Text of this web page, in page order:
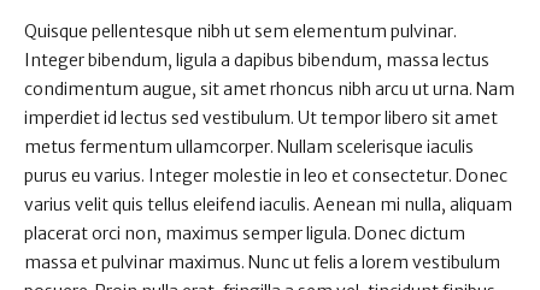
Quisque pellentesque nibh ut sem elementum pulvinar.
Integer bibendum, ligula a dapibus bibendum, massa lectus
condimentum augue, sit amet rhoncus nibh arcu ut urna. Nam
imperdiet id lectus sed vestibulum. Ut tempor libero sit amet
metus fermentum ullamcorper. Nullam scelerisque iaculis
purus eu varius. Integer molestie in leo et consectetur. Donec
varius velit quis tellus eleifend iaculis. Aenean mi nulla, aliquam
placerat orci non, maximus semper ligula. Donec dictum
massa et pulvinar maximus. Nunc ut felis a lorem vestibulum